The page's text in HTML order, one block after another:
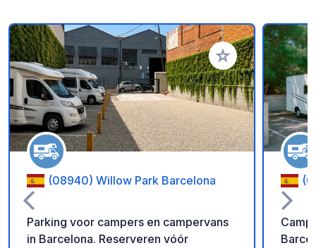
Voeg toe aan je
(08940) Willow Park Barcelona
Parking voor campers en campervans
in Barcelona. Reserveren vóór
Barcelona Veilige,